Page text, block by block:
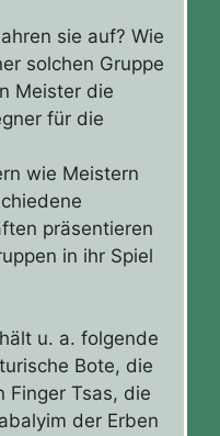
sie auf? Wie
solchen Gruppe
Meister die
für die
wie Meistern
präsentieren
in ihr Spiel
u. a. folgende
Bote, die
Finger Tsas, die
der Erben